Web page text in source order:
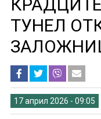
ТУНЕЛ
17 април 2026 - 09:05